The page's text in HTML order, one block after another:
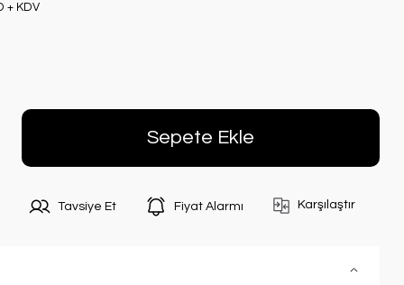
+ KDV
Sepete Ekle
Tavsiye Et Fiyat Alarmı Karşılaştır